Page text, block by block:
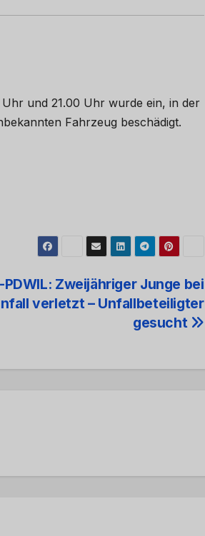
und 21.00 Uhr wurde ein, in der
Fahrzeug beschädigt.
PDWIL: Zweijähriger Junge bei
verletzt – Unfallbeteiligter
gesucht